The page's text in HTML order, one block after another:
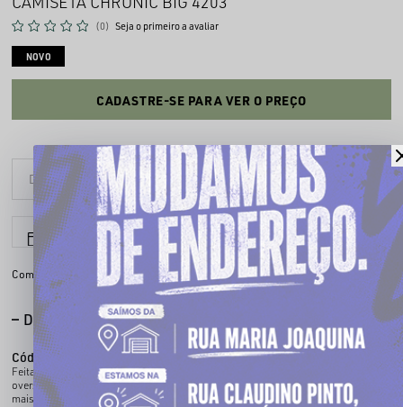
(0) Seja o primeiro a avaliar
NOVO
CADASTRE-SE PARA VER O PREÇO
Parcele em até 6x sem juros
Compartilhe:
DESCRIÇÃO COMPLETA
Código identificador (SKU):
100918025
Feita 100% em algodão, nossa camiseta entrega conforto. Com um caimento
oversized, trazendo estilo autêntico e folga nas medidas pra quem curte o visual
mais solto.